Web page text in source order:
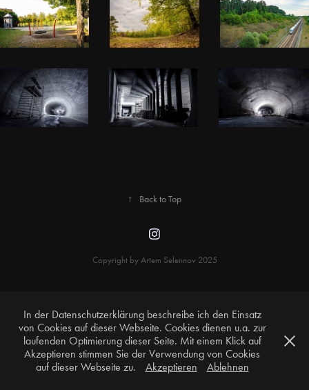
↑ Back to Top
Copyright by Artem Selennov 2025
In der Datenschutzerklärung beschreibe ich den Einsatz
von Cookies auf dieser Webseite. Cookies dienen u.a. zur
laufenden Optimierung dieser Seite. Mit einem Klick auf
Akzeptieren stimmen Sie der Verwendung von Cookies
auf dieser Webseite zu.
Akzeptieren Ablehnen